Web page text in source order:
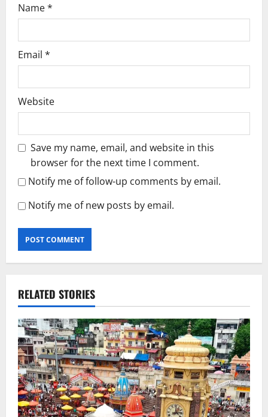
Name*
Email *
Website
Save my name, email, and website in this
browser for the next time I comment.
Notify me of follow-up comments by email.
Notify me of new posts by email.
RELATED STORIES